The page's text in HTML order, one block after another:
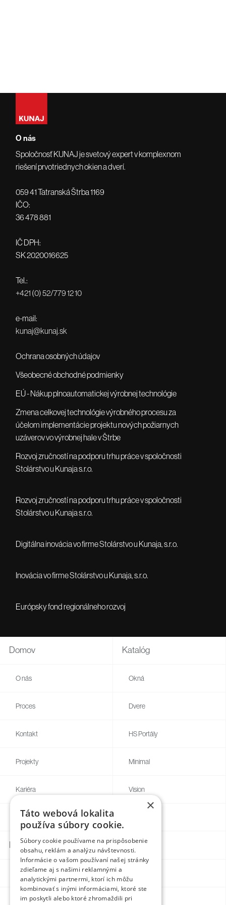
O nás
Spoločnosť KUNAJ je svetový expert v komplexnom
riešení prvotriednych okien a dverí.
059 41 Tatranská Štrba 1169
IČO:
36 478 881
IČ DPH:
SK 2020016625
Tel.:
+421 (0) 52/779 12 10
e-mail:
kunaj@kunaj.sk
Ochrana osobných údajov
Všeobecné obchodné podmienky
EÚ - Nákup plnoautomatickej výrobnej technológie
Zmena celkovej technológie výrobného procesu za
účelom implementácie projektu nových požiarnych
uzáverov vo výrobnej hale v Štrbe
Rozvoj zručností na podporu trhu práce v spoločnosti
Stolárstvo u Kunaja s.r.o.
Rozvoj zručností na podporu trhu práce v spoločnosti
Stolárstvo u Kunaja s.r.o.
Digitálna inovácia vo firme Stolárstvo u Kunaja, s.r.o.
Inovácia vo firme Stolárstvo u Kunaja, s.r.o.
Európsky fond regionálneho rozvoj
Domov
O nás
Proces
Kontakt
Projekty
Kariéra
Blog
Katalóg
Okná
Dvere
HS Portály
Minimal
Vision
Kontakty
Facebook
Instagram
×
Táto webová lokalita
používa súbory cookie.
Súbory cookie používame na prispôsobenie
obsahu, reklám a analýzu návštevnosti.
Informácie o vašom používaní našej stránky
zdieľame aj s našimi reklamnými a
analytickými partnermi, ktorí ich môžu
kombinovať s inými informáciami, ktoré ste
im poskytli alebo ktoré zhromaždili pri